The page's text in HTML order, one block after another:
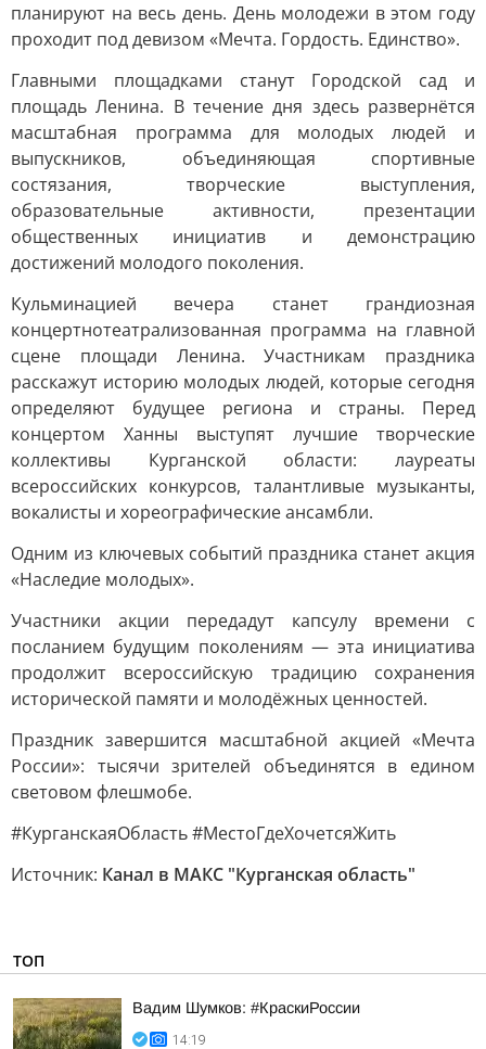
планируют на весь день. День молодежи в этом году
проходит под девизом «Мечта. Гордость. Единство».
Главными площадками станут Городской сад и
площадь Ленина. В течение дня здесь развернётся
масштабная программа для молодых людей и
выпускников, объединяющая спортивные
состязания, творческие выступления,
образовательные активности, презентации
общественных инициатив и демонстрацию
достижений молодого поколения.
Кульминацией вечера станет грандиозная
концертнотеатрализованная программа на главной
сцене площади Ленина. Участникам праздника
расскажут историю молодых людей, которые сегодня
определяют будущее региона и страны. Перед
концертом Ханны выступят лучшие творческие
коллективы Курганской области: лауреаты
всероссийских конкурсов, талантливые музыканты,
вокалисты и хореографические ансамбли.
Одним из ключевых событий праздника станет акция
«Наследие молодых».
Участники акции передадут капсулу времени с
посланием будущим поколениям — эта инициатива
продолжит всероссийскую традицию сохранения
исторической памяти и молодёжных ценностей.
Праздник завершится масштабной акцией «Мечта
России»: тысячи зрителей объединятся в едином
световом флешмобе.
#КурганскаяОбласть #МестоГдеХочетсяЖить
Источник: Канал в МАКС "Курганская область"
ТОП
Вадим Шумков: #КраскиРоссии
14:19